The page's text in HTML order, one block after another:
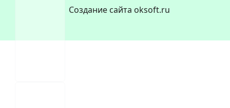
Создание сайта oksoft.ru